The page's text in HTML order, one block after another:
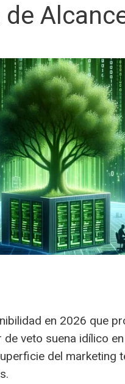
en 2026 que
veto suena idílico
del marketing